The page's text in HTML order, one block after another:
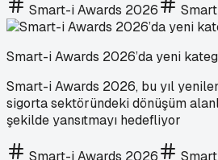
Smart-i Awards 2026
Smart-i Awards 2026’da yeni
Smart-i Awards 2026, bu yıl
sigorta sektöründeki dönüşüm
şekilde yansıtmayı hedefliyor
Smart-i Awards 2026